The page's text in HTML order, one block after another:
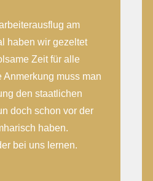
am
haben wir gezeltet
Zeit für alle
Anmerkung muss man
den staatlichen
doch schon vor der
haben.
bei uns lernen.